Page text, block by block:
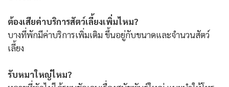
ต้องเสียค่าบริการสัตว์เลี้ยงเพิ่มไหม?
บางที่พักมีค่าบริการเพิ่มเติม ขึ้นอยู่กับขนาดและจำนวนสัตว์
เลี้ยง
รับหมาใหญ่ไหม?